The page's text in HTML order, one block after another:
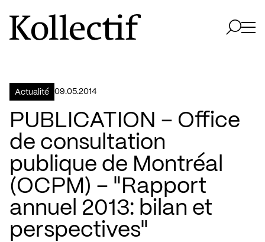
Aller à la page d'accueil
Logo Kollectif
Actualité 09.05.2014
PUBLICATION – Office
de consultation
publique de Montréal
(OCPM) – "Rapport
annuel 2013: bilan et
perspectives"